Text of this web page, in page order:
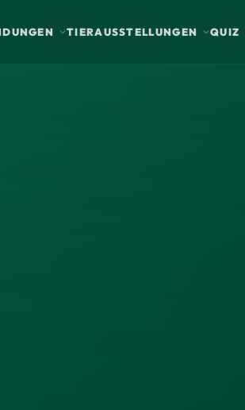
TIERAUSSTELLUNGEN QUIZ